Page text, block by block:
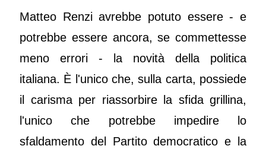
Matteo Renzi avrebbe potuto essere - e
potrebbe essere ancora, se commettesse
meno errori - la novità della politica
italiana. È l'unico che, sulla carta, possiede
il carisma per riassorbire la sfida grillina,
l'unico che potrebbe impedire lo
sfaldamento del Partito democratico e la